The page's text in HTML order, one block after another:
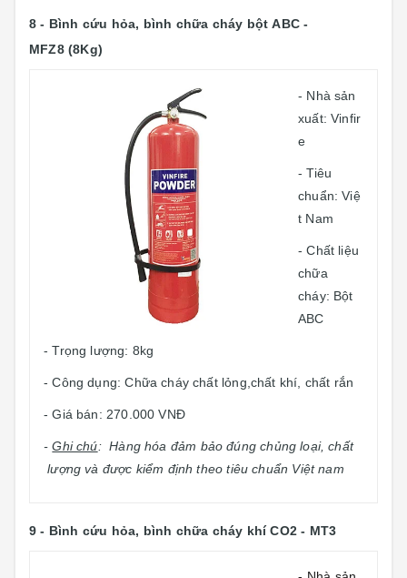
8 - Bình cứu hỏa, bình chữa cháy bột ABC -
MFZ8 (8Kg)
- Nhà sản
xuất: Vinfir
e
- Tiêu
chuẩn: Việ
t Nam
- Chất liệu
chữa
cháy: Bột
ABC
- Trọng lượng: 8kg
- Công dụng: Chữa cháy chất lỏng,chất khí, chất rắn
- Giá bán: 270.000 VNĐ
-Ghi chú: Hàng hóa đảm bảo đúng chủng loại, chất
lượng và được kiểm định theo tiêu chuẩn Việt nam
9 - Bình cứu hỏa, bình chữa cháy khí CO2 - MT3